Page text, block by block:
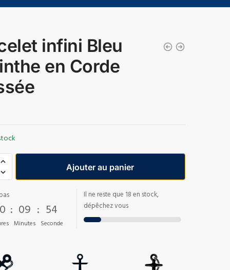
infini Bleu
en Corde
Ajouter au panier
: 09
Minutes
: 53
Seconde
Il ne reste que 18 en stock,
dépêchez vous